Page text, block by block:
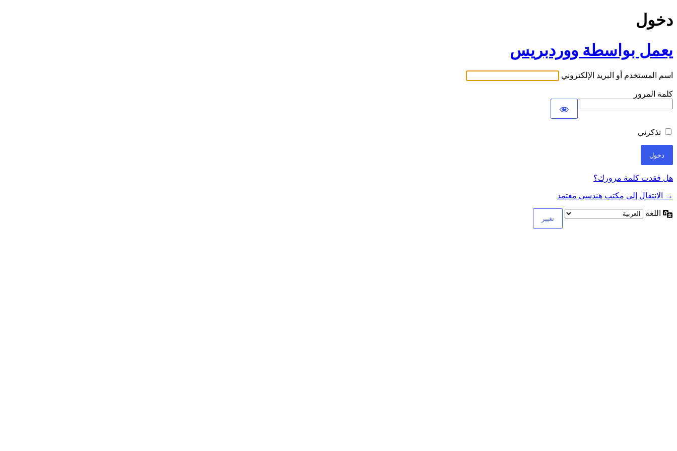
دخول
يعمل بواسطة ووردبريس
اسم المستخدم أو البريد الإلكتروني
كلمة المرور
تذكرني
هل فقدت كلمة مرورك؟
→ الانتقال إلى مكتب هندسي معتمد
اللغة